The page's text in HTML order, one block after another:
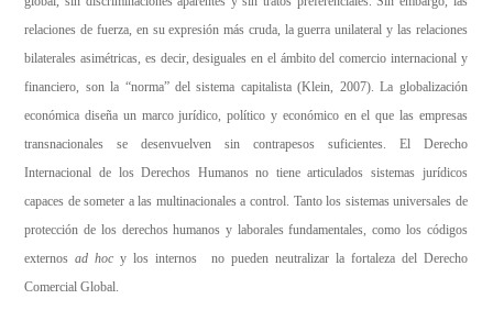
relaciones de fuerza, en su expresión más cruda, la guerra unilateral y las relaciones
bilaterales asimétricas, es decir, desiguales en el ámbito del comercio internacional y
financiero, son la “norma” del sistema capitalista (Klein, 2007). La globalización
económica diseña un marco jurídico, político y económico en el que las empresas
transnacionales se desenvuelven sin contrapesos suficientes. El Derecho
Internacional de los Derechos Humanos no tiene articulados sistemas jurídicos
capaces de someter a las multinacionales a control. Tanto los sistemas universales de
protección de los derechos humanos y laborales fundamentales, como los códigos
externosad hocy los internos no pueden neutralizar la fortaleza del Derecho
Comercial Global.